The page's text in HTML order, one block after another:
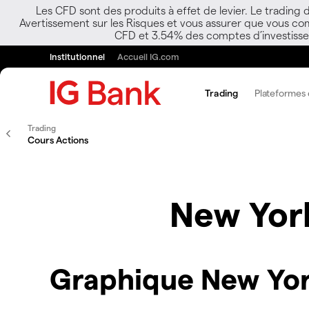
Les CFD sont des produits à effet de levier. Le
Avertissement sur les Risques et vous assurer que vous
CFD et 3.54% des comptes
Institutionnel Accueil IG.com
Trading Plateformes
Trading
Cours Actions
New
Graphique New